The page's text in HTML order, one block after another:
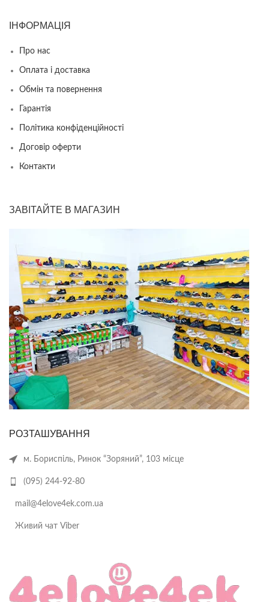
ІНФОРМАЦІЯ
Про нас
Оплата і доставка
Обмін та повернення
Гарантія
Політика конфіденційності
Договір оферти
Контакти
ЗАВІТАЙТЕ В МАГАЗИН
РОЗТАШУВАННЯ
м. Бориспіль, Ринок “Зоряний”, 103 місце
(095) 244-92-80
mail@4elove4ek.com.ua
Живий чат Viber